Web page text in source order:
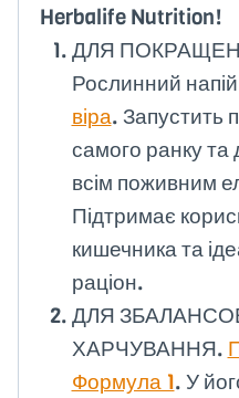
Herbalife Nutrition!
ДЛЯ
Рослинний напій
віра. Запустить
самого ранку та
всім поживним
Підтримає
кишечника та
раціон.
ДЛЯ
ХАРЧУВАННЯ.
Формула 1. У